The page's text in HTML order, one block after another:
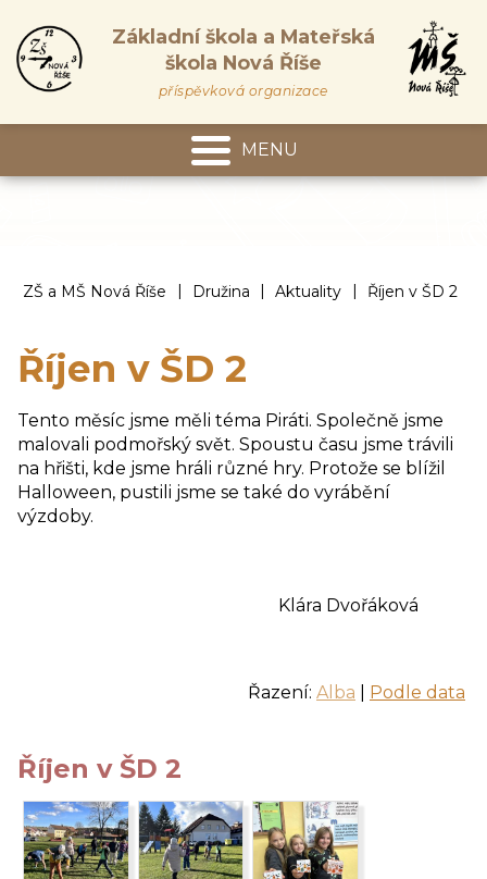
Základní škola a Mateřská
škola Nová Říše
příspěvková organizace
MENU
ZŠ a MŠ Nová Říše | Družina | Aktuality | Říjen v ŠD 2
Říjen v ŠD 2
Tento měsíc jsme měli téma Piráti. Společně jsme
malovali podmořský svět. Spoustu času jsme trávili
na hřišti, kde jsme hráli různé hry. Protože se blížil
Halloween, pustili jsme se také do vyrábění
výzdoby.
Klára Dvořáková
Řazení: Alba Podle data
Říjen v ŠD 2